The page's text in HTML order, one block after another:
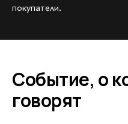
покупатели.
Событие, о
говорят